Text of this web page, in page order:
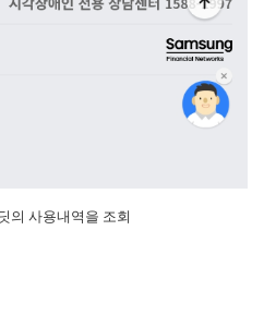
의 사용내역을 조회